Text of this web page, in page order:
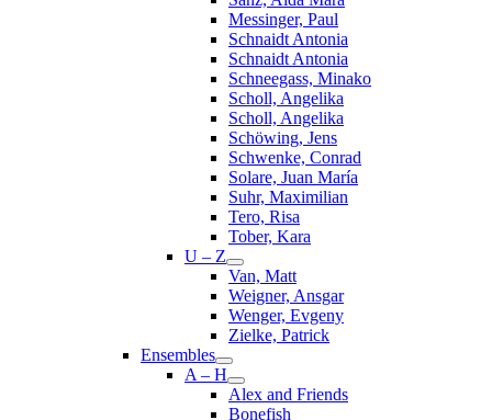
Messinger, Paul
Schnaidt Antonia
Schnaidt Antonia
Schneegass, Minako
Scholl, Angelika
Scholl, Angelika
Schöwing, Jens
Schwenke, Conrad
Solare, Juan María
Suhr, Maximilian
Tero, Risa
Tober, Kara
U – Z
Van, Matt
Weigner, Ansgar
Wenger, Evgeny
Zielke, Patrick
Ensembles
A – H
Alex and Friends
Bonefish